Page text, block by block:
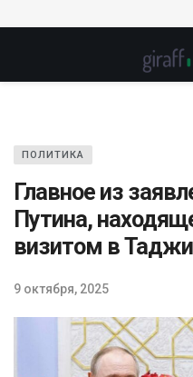
ПОЛИТИКА
Главное из
Путина,
визитом в
9 октября, 2025